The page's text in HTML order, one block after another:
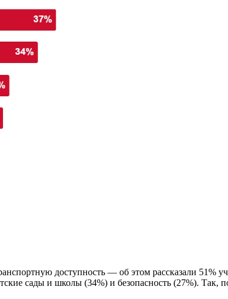
доступность — об этом рассказали 51%
сады и школы (34%) и безопасность (27%). Так,